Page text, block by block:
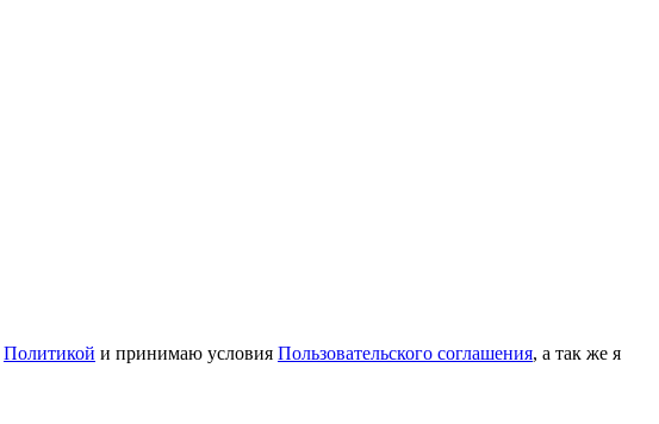
Политикой и принимаю условия Пользовательского соглашения, а так же я